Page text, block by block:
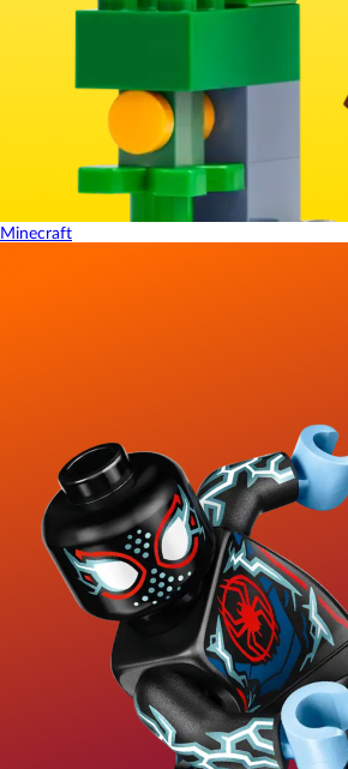
Minecraft